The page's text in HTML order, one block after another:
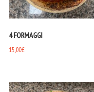
4 FORMAGGI
15,00€